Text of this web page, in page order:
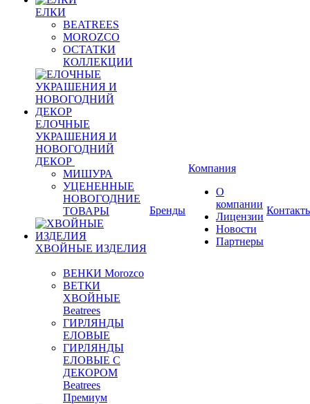
ЕЛКИ
BEATREES
MOROZCO
ОСТАТКИ
КОЛЛЕКЦИИ
ЕЛОЧНЫЕ
УКРАШЕНИЯ И
НОВОГОДНИЙ
ДЕКОР
МИШУРА
УЦЕНЕННЫЕ
НОВОГОДНИЕ
ТОВАРЫ
ХВОЙНЫЕ ИЗДЕЛИЯ
ВЕНКИ Morozco
ВЕТКИ
ХВОЙНЫЕ
Beatrees
ГИРЛЯНДЫ
ЕЛОВЫЕ
ГИРЛЯНДЫ
ЕЛОВЫЕ С
ДЕКОРОМ
Beatrees
Премиум
Бренды
Компания
О
компании
Лицензии
Новости
Партнеры